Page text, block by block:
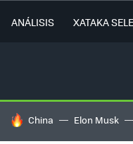
ANÁLISIS XATAKA
HOY SE HABLA DE
China Elon Musk